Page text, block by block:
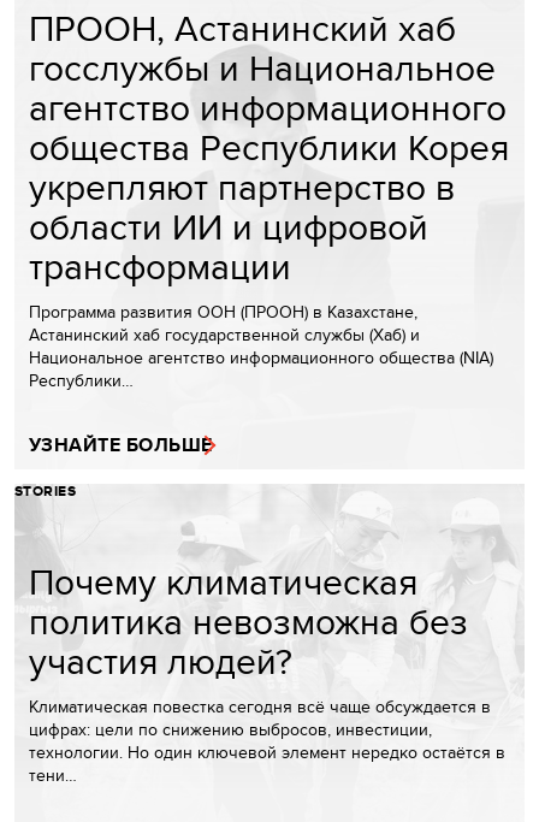
ПРООН, Астанинский хаб
госслужбы и Национальное
агентство информационного
общества Республики Корея
укрепляют партнерство в
области ИИ и цифровой
трансформации
Программа развития ООН (ПРООН) в Казахстане,
Астанинский хаб государственной службы (Хаб) и
Национальное агентство информационного общества (NIA)
Республики…
УЗНАЙТЕ БОЛЬШЕ
STORIES
Почему климатическая
политика невозможна без
участия людей?
Климатическая повестка сегодня всё чаще обсуждается в
цифрах: цели по снижению выбросов, инвестиции,
технологии. Но один ключевой элемент нередко остаётся в
тени…